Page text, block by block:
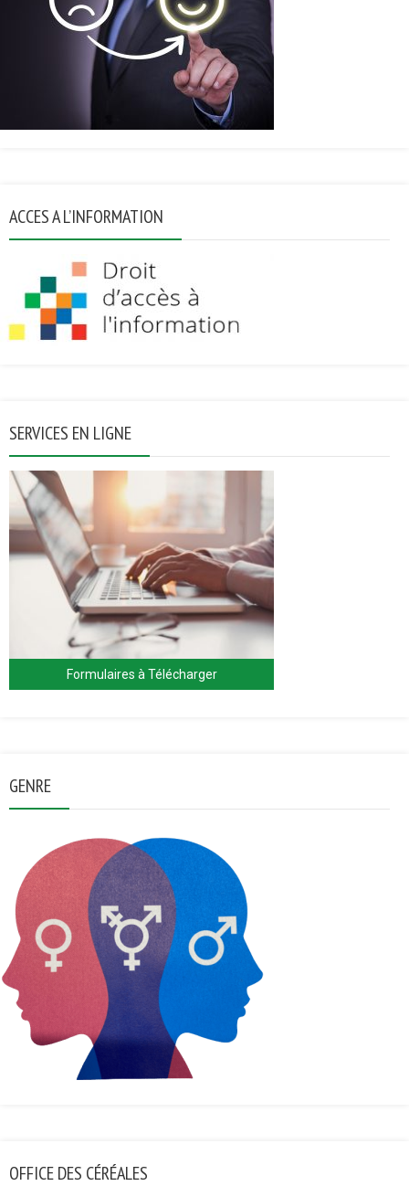
ACCES A L’INFORMATION
SERVICES EN LIGNE
Formulaires à Télécharger
GENRE
OFFICE DES CÉRÉALES